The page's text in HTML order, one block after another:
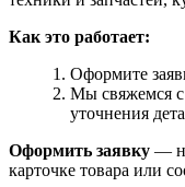
Как это работает:
Оформите
Мы свяжемся с
уточнения
Оформить заявку —
карточке товара или